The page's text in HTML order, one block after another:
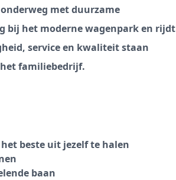
met duurzame
bij het moderne wagenpark en rijdt
service en kwaliteit staan
familiebedrijf.
beste uit jezelf te halen
baan